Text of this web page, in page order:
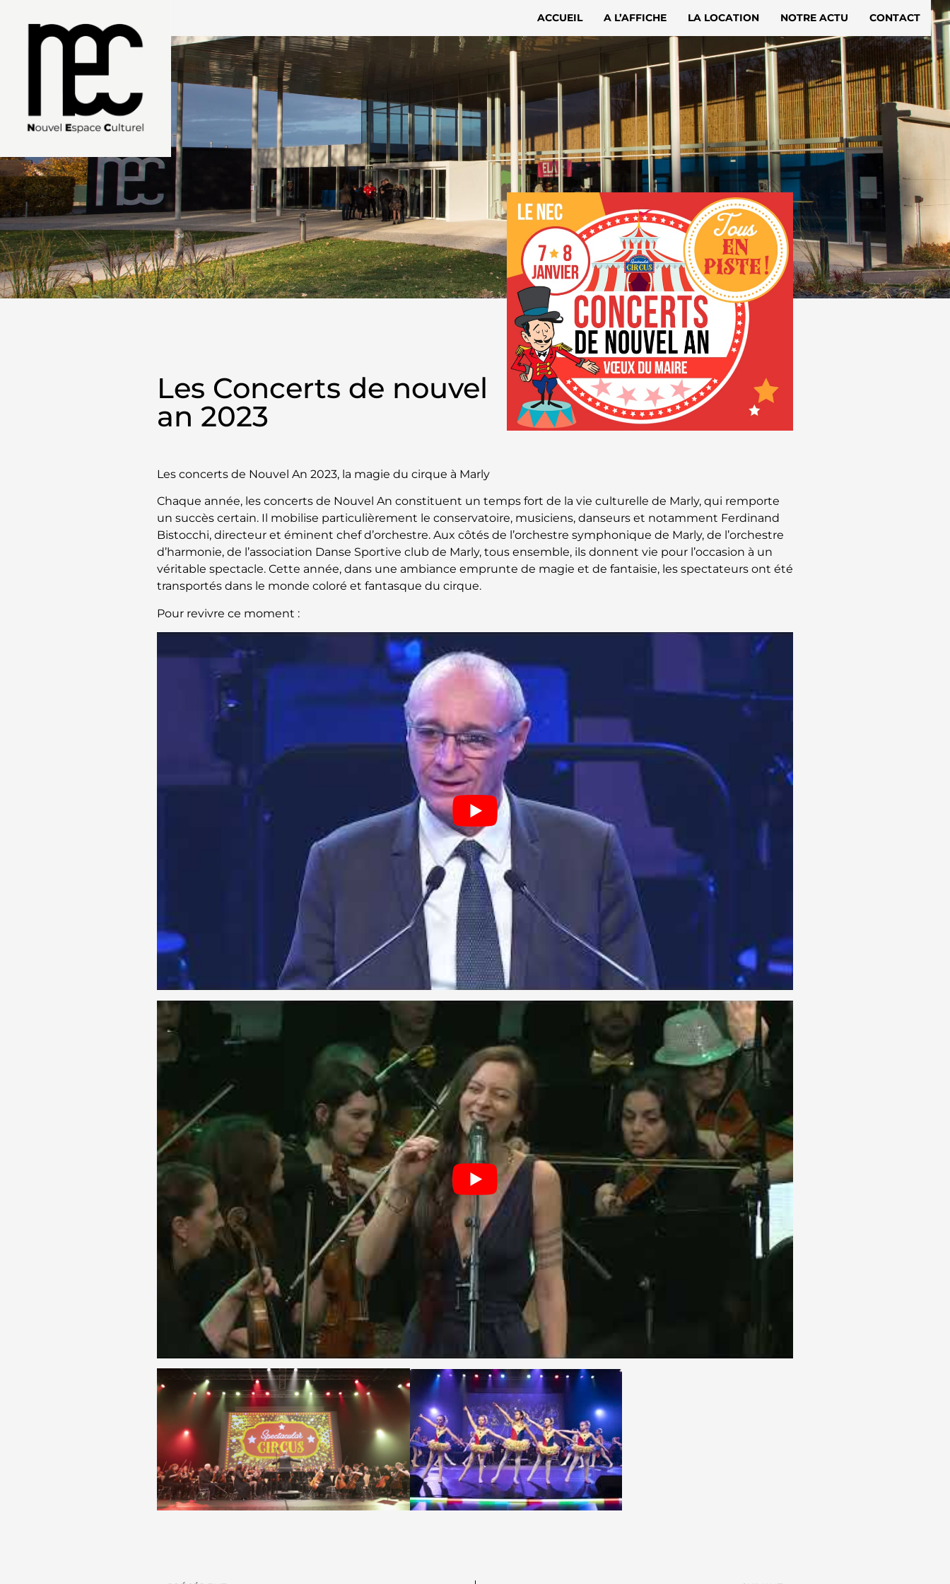
ACCUEIL A L’AFFICHE LA LOCATION NOTRE ACTU CONTACT
Les Concerts de nouvel
an 2023
Les concerts de Nouvel An 2023, la magie du cirque à Marly
Chaque année, les concerts de Nouvel An constituent un temps fort de la vie culturelle de Marly, qui remporte
un succès certain. Il mobilise particulièrement le conservatoire, musiciens, danseurs et notamment Ferdinand
Bistocchi, directeur et éminent chef d’orchestre. Aux côtés de l’orchestre symphonique de Marly, de l’orchestre
d’harmonie, de l’association Danse Sportive club de Marly, tous ensemble, ils donnent vie pour l’occasion à un
véritable spectacle. Cette année, dans une ambiance emprunte de magie et de fantaisie, les spectateurs ont été
transportés dans le monde coloré et fantasque du cirque.
Pour revivre ce moment :